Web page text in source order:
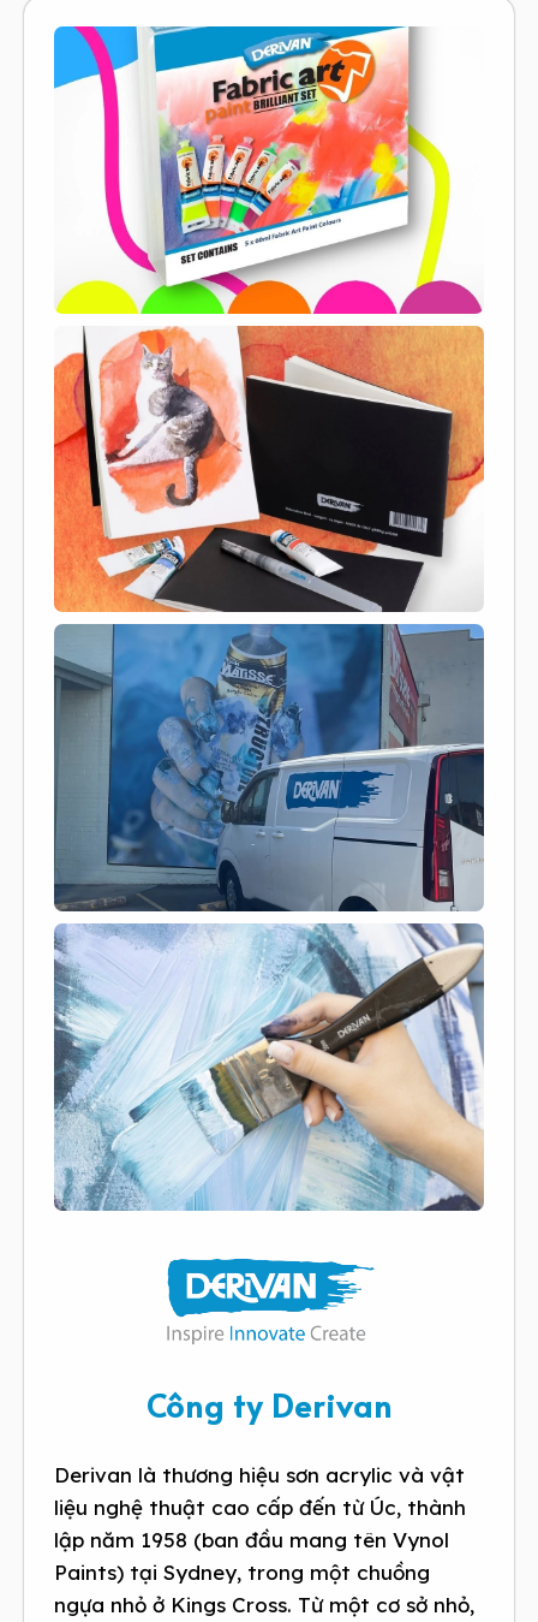
Công ty Derivan
Derivan là thương hiệu sơn acrylic và vật
liệu nghệ thuật cao cấp đến từ Úc, thành
lập năm 1958 (ban đầu mang tên Vynol
Paints) tại Sydney, trong một chuồng
ngựa nhỏ ở Kings Cross. Từ một cơ sở nhỏ,